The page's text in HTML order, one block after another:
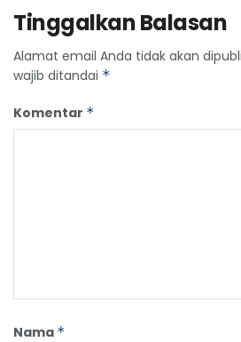
Tinggalkan Balasan
Alamat email Anda tidak akan
wajib ditandai *
Komentar *
Nama *